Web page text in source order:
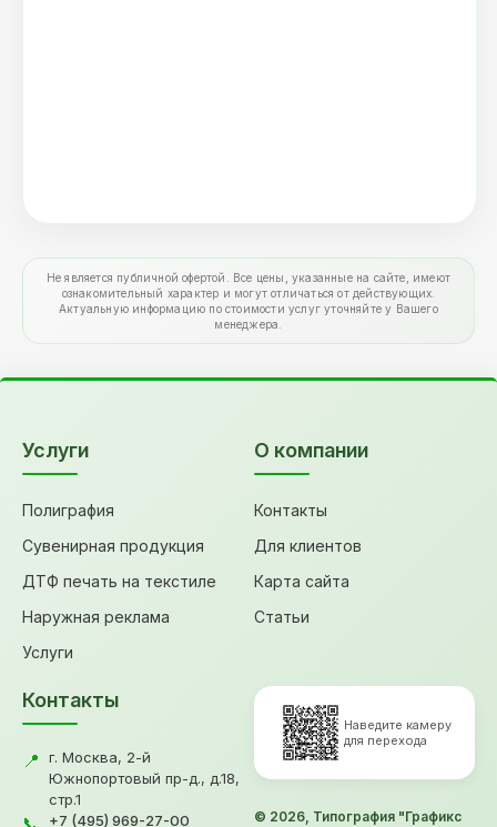
Не является публичной офертой. Все цены, указанные на сайте, имеют
ознакомительный характер и могут отличаться от действующих.
Актуальную информацию по стоимости услуг уточняйте у Вашего
менеджера.
Услуги
Полиграфия
Сувенирная продукция
ДТФ печать на текстиле
Наружная реклама
Услуги
О компании
Контакты
Для клиентов
Карта сайта
Статьи
Контакты
📍
г. Москва, 2-й
Южнопортовый пр-д., д.18,
стр.1
+7 (495) 969-27-00
Наведите камеру
для перехода
© 2026, Типография "Графикс